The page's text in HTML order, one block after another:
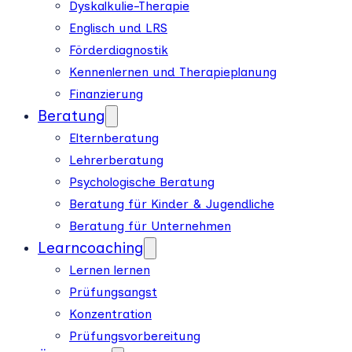
Dyskalkulie-Therapie
Englisch und LRS
Förderdiagnostik
Kennenlernen und Therapieplanung
Finanzierung
Beratung
Elternberatung
Lehrerberatung
Psychologische Beratung
Beratung für Kinder & Jugendliche
Beratung für Unternehmen
Learncoaching
Lernen lernen
Prüfungsangst
Konzentration
Prüfungsvorbereitung